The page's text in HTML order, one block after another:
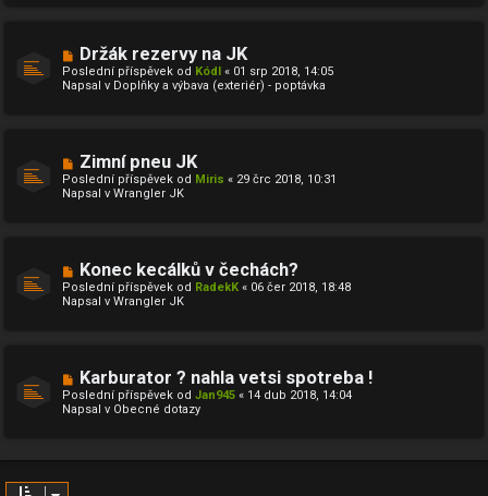
ě
v
N
o
v
ý
p
ě
v
Držák rezervy na JK
Poslední příspěvek od Kódl « 01 srp 2018, 14:05
Napsal v Doplňky a výbava (exteriér) - poptávka
N
o
v
ý
ě
v
Zimní pneu JK
Poslední příspěvek od Miris « 29 črc 2018, 10:31
Napsal v Wrangler JK
N
o
v
ý
ě
v
Konec kecálků v čechách?
Poslední příspěvek od RadekK « 06 čer 2018, 18:48
Napsal v Wrangler JK
N
o
v
ý
í
Karburator ? nahla vetsi spotreba !
Poslední příspěvek od Jan945 « 14 dub 2018, 14:04
Napsal v Obecné dotazy